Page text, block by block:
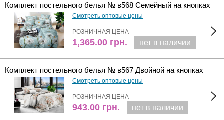
Комплект постельного белья № в568 Семейный на кнопках
Смотреть оптовые цены
РОЗНИЧНАЯ ЦЕНА
1,365.00 грн. нет в наличии
Комплект постельного белья № в567 Двойной на кнопках
Смотреть оптовые цены
РОЗНИЧНАЯ ЦЕНА
943.00 грн. нет в наличии